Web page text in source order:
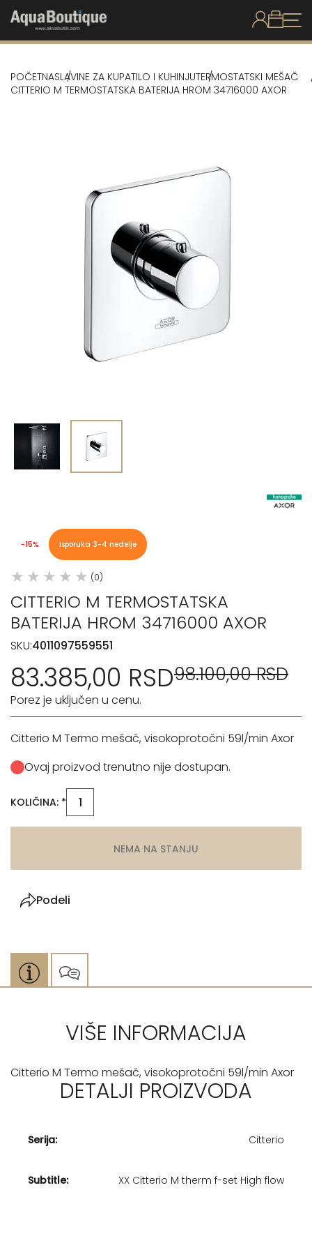
POČETNASLAVINE ZA KUPATILO I KUHINJUTERMOSTATSKI MEŠAČ
CITTERIO M TERMOSTATSKA BATERIJA HROM 34716000 AXOR
-15% Isporuka 3-4 nedelje
(0)
CITTERIO M TERMOSTATSKA
BATERIJA HROM 34716000 AXOR
SKU:4011097559551
83.385,00 RSD98.100,00 RSD
Porez je uključen u cenu.
Citterio M Termo mešač, visokoprotočni 59l/min Axor
Ovaj proizvod trenutno nije dostupan.
KOLIČINA: *
NEMA NA STANJU
Podeli
VIŠE INFORMACIJA
Citterio M Termo mešač, visokoprotočni 59l/min Axor
DETALJI PROIZVODA
Serija: Citterio
Subtitle: XX Citterio M therm f-set High flow